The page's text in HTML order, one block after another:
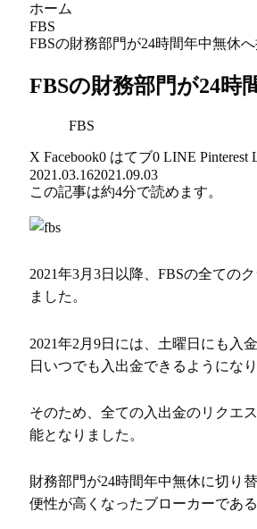
ホーム
FBS
FBSの財務部門が24時間年中無休
FBSの財務部門が24時
FBS
X Facebook0 はてブ0 LINE Pinterest
2021.03.162021.09.03
この記事は約4分で読めます。
2021年3月3日以降、FBSの全ての
ました。
2021年2月9日には、土曜日にも入
日いつでも入出金できるようになり
そのため、全ての入出金のリクエ
能となりました。
財務部門が24時間年中無休に切り
便性が高くなったブローカーであ